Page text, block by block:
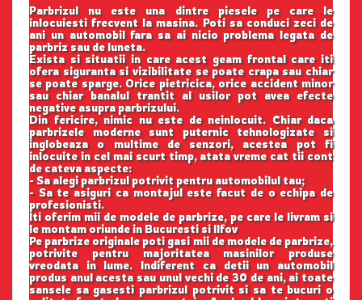
Parbrizul nu este una dintre piesele pe care le
inlocuiesti frecvent la masina. Poti sa conduci zeci de
ani un automobil fara sa ai nicio problema legata de
parbriz sau de luneta.
Exista si situatii in care acest geam frontal care iti
ofera siguranta si vizibilitate se poate crapa sau chiar
se poate sparge. Orice pietricica, orice accident minor
sau chiar banalul trantit al usilor pot avea efecte
negative asupra parbrizului.
Din fericire, nimic nu este de neinlocuit. Chiar daca
parbrizele moderne sunt puternic tehnologizate si
inglobeaza o multime de senzori, acestea pot fi
inlocuite in cel mai scurt timp, atata vreme cat tii cont
de cateva aspecte:
- Sa alegi parbrizul potrivit pentru automobilul tau;
- Sa te asiguri ca montajul este facut de o echipa de
profesionisti.
Iti oferim mii de modele de parbrize, pe care le livram si
le montam oriunde in Bucuresti si Ilfov
Pe parbrize originale poti gasi mii de modele de parbrize,
potrivite pentru majoritatea masinilor produse
vreodata in lume. Indiferent ca detii un automobil
produs anul acesta sau unul vechi de 30 de ani, ai toate
sansele sa gasesti parbrizul potrivit si sa te bucuri o